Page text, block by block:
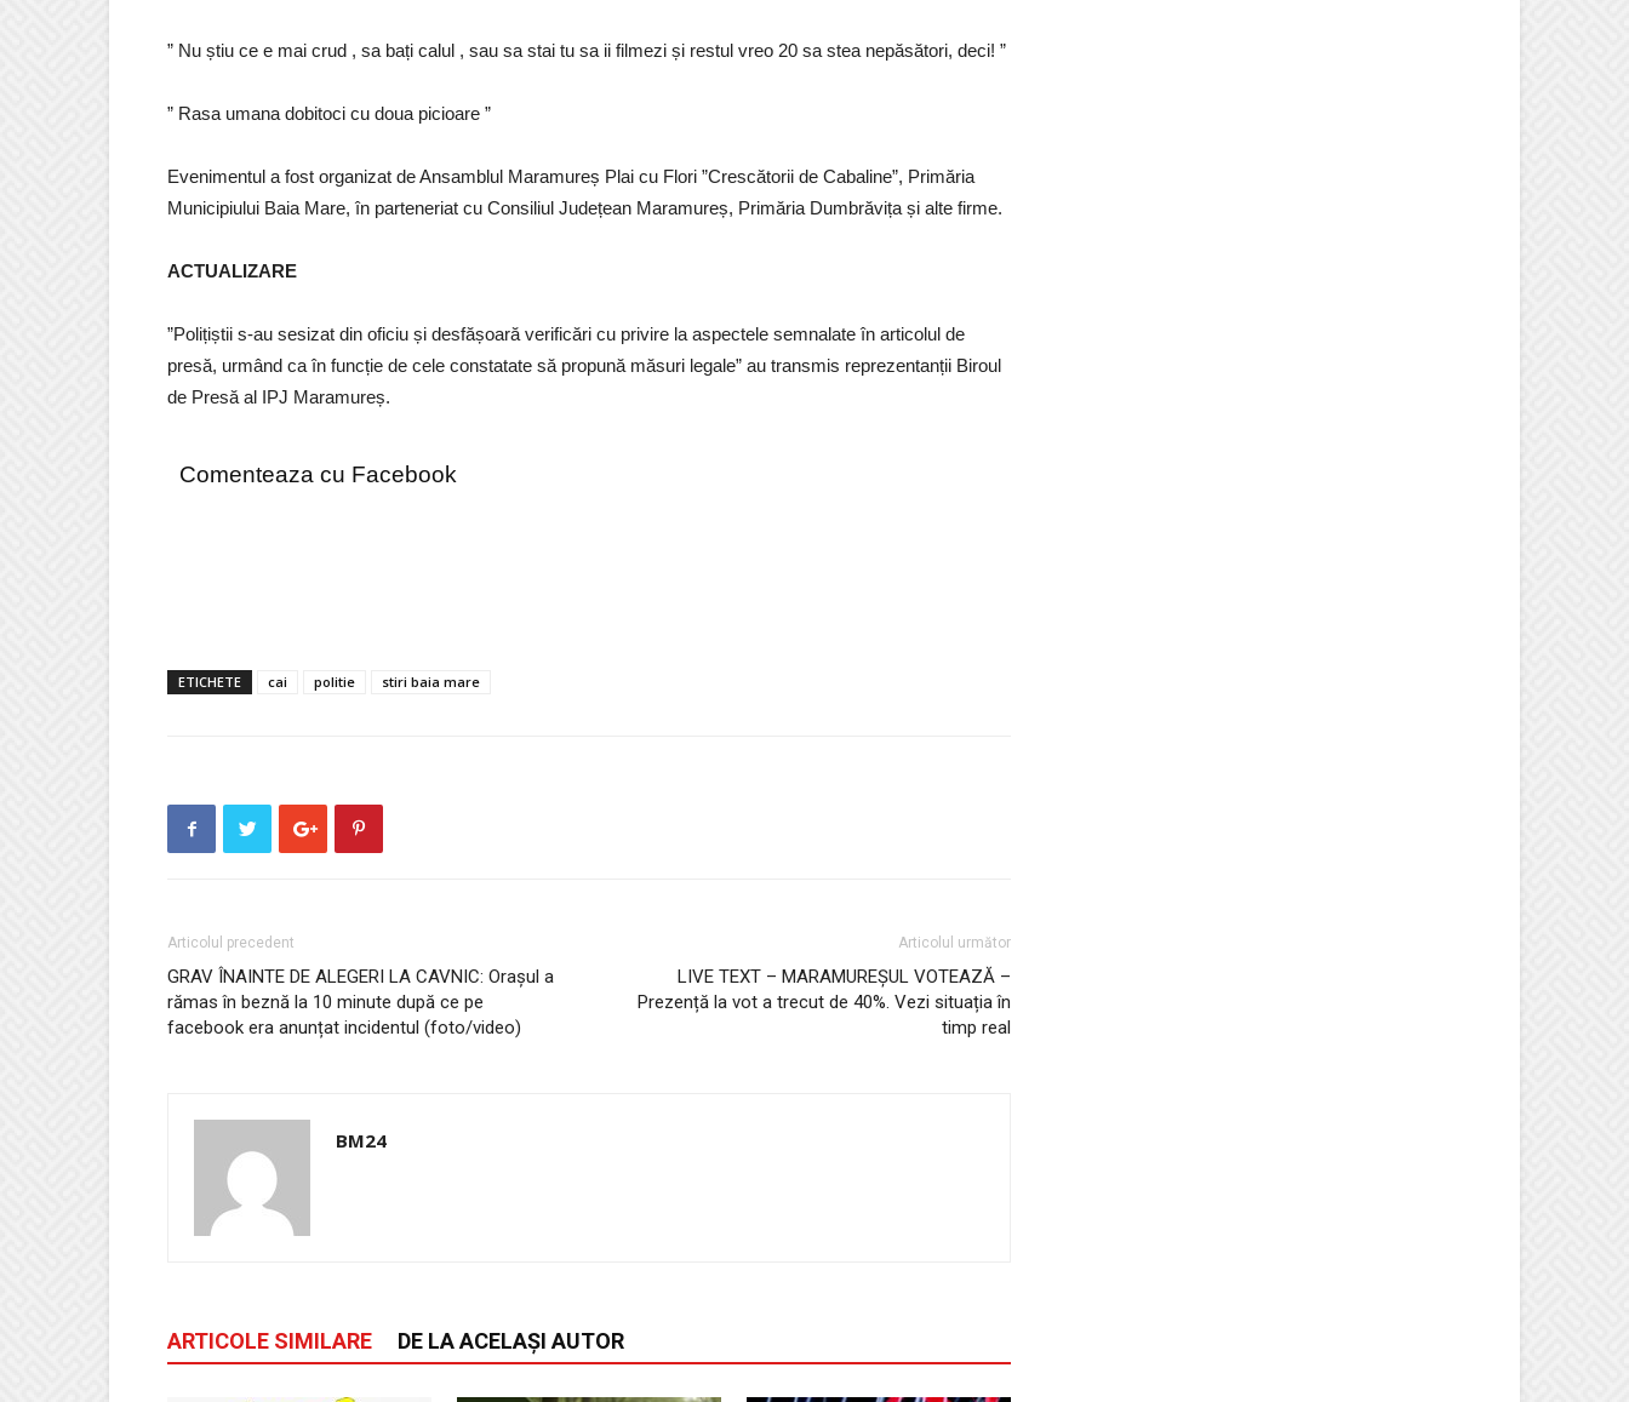
” Nu știu ce e mai crud , sa bați calul , sau sa stai tu sa ii filmezi și restul vreo 20 sa stea nepăsători, deci! ”
” Rasa umana dobitoci cu doua picioare ”
Evenimentul a fost organizat de Ansamblul Maramureș Plai cu Flori ”Crescătorii de Cabaline”, Primăria
Municipiului Baia Mare, în parteneriat cu Consiliul Județean Maramureș, Primăria Dumbrăvița și alte firme.
ACTUALIZARE
”Polițiștii s-au sesizat din oficiu și desfășoară verificări cu privire la aspectele semnalate în articolul de
presă, urmând ca în funcție de cele constatate să propună măsuri legale” au transmis reprezentanții Biroul
de Presă al IPJ Maramureș.
Comenteaza cu Facebook
ETICHETE cai politie stiri baia mare
Articolul precedent
GRAV ÎNAINTE DE ALEGERI LA CAVNIC: Orașul a
rămas în beznă la 10 minute după ce pe
facebook era anunțat incidentul (foto/video)
Articolul următor
LIVE TEXT – MARAMUREȘUL VOTEAZĂ –
Prezență la vot a trecut de 40%. Vezi situația în
timp real
BM24
ARTICOLE SIMILARE DE LA ACELAȘI AUTOR